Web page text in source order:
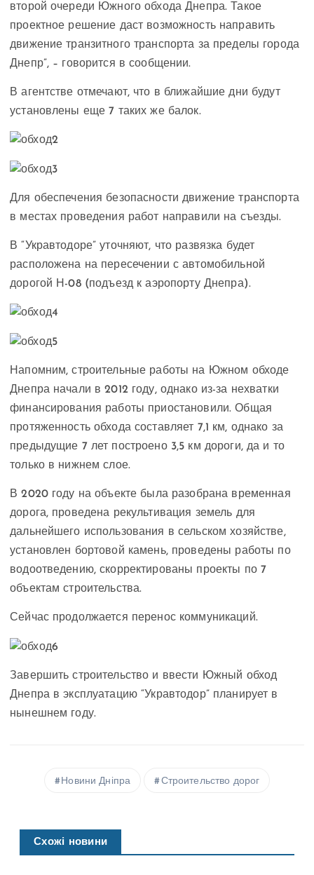
второй очереди Южного обхода Днепра. Такое
проектное решение даст возможность направить
движение транзитного транспорта за пределы города
Днепр”, – говорится в сообщении.
В агентстве отмечают, что в ближайшие дни будут
установлены еще 7 таких же балок.
Для обеспечения безопасности движение транспорта
в местах проведения работ направили на съезды.
В “Укравтодоре” уточняют, что развязка будет
расположена на пересечении с автомобильной
дорогой Н-08 (подъезд к аэропорту Днепра).
Напомним, строительные работы на Южном обходе
Днепра начали в 2012 году, однако из-за нехватки
финансирования работы приостановили. Общая
протяженность обхода составляет 7,1 км, однако за
предыдущие 7 лет построено 3,5 км дороги, да и то
только в нижнем слое.
В 2020 году на объекте была разобрана временная
дорога, проведена рекультивация земель для
дальнейшего использования в сельском хозяйстве,
установлен бортовой камень, проведены работы по
водоотведению, скорректированы проекты по 7
объектам строительства.
Сейчас продолжается перенос коммуникаций.
Завершить строительство и ввести Южный обход
Днепра в эксплуатацию “Укравтодор” планирует в
нынешнем году.
Новини Дніпра Строительство дорог
Схожі новини